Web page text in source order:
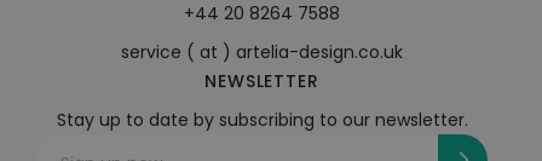
+44 20 8264 7588
service ( at ) artelia-design.co.uk
NEWSLETTER
Stay up to date by subscribing to our newsletter.